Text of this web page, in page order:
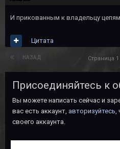
И прикованным к владельцу
Цитата
НАЗАД Страница 1
Присоединяйтесь к
Вы можете написать сейчас и
вас есть аккаунт, авторизуйтесь,
своего аккаунта.